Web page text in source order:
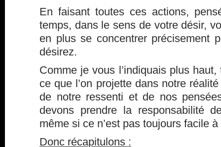
En faisant toutes ces actions,
temps, dans le sens de votre désir,
en plus se concentrer précisement
désirez.
Comme je vous l’indiquais plus
ce que l’on projette dans notre
de notre ressenti et de nos
devons prendre la responsabilité
même si ce n’est pas toujours facile
Donc récapitulons :